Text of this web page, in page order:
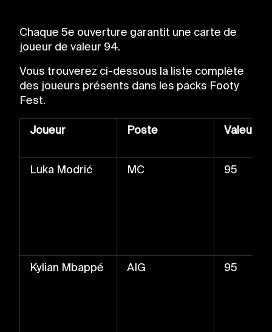
Chaque 5e ouverture garantit une carte de
joueur de valeur 94.
Vous trouverez ci-dessous la liste complète
des joueurs présents dans les packs Footy
Fest.
Joueur
Poste Valeur
Luka Modrić MC 95
Kylian Mbappé AIG 95